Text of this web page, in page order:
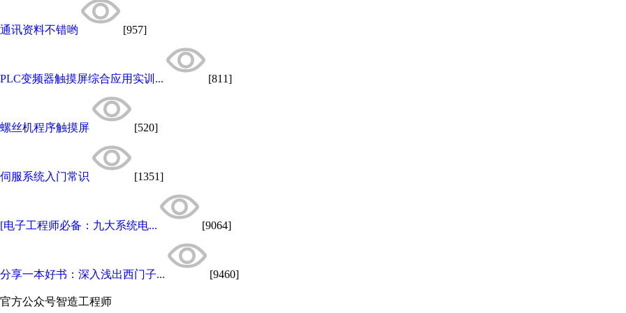
通讯资料不错哟 [957]
PLC变频器触摸屏综合应用实训... [811]
螺丝机程序触摸屏 [520]
伺服系统入门常识 [1351]
[电子工程师必备：九大系统电... [9064]
分享一本好书：深入浅出西门子... [9460]
官方公众号智造工程师